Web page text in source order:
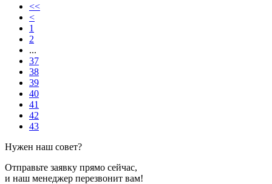
<<
<
1
2
...
37
38
39
40
41
42
43
Нужен наш совет?
Отправьте заявку прямо сейчас,
и наш менеджер перезвонит вам!